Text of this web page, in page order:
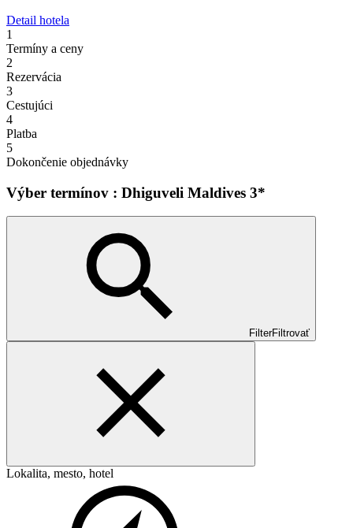
Detail hotela
1
Termíny a ceny
2
Rezervácia
3
Cestujúci
4
Platba
5
Dokončenie objednávky
Výber termínov : Dhiguveli Maldives 3*
FilterFiltrovať
Lokalita, mesto, hotel